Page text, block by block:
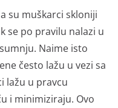
su muškarci skloniji
se po pravilu nalazi u
Naime isto
često lažu u vezi sa
lažu u pravcu
i minimiziraju. Ovo